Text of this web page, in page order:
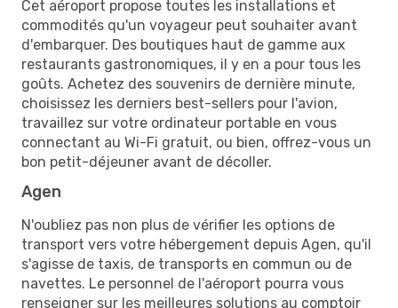
Cet aéroport propose toutes les installations et
commodités qu'un voyageur peut souhaiter avant
d'embarquer. Des boutiques haut de gamme aux
restaurants gastronomiques, il y en a pour tous les
goûts. Achetez des souvenirs de dernière minute,
choisissez les derniers best-sellers pour l'avion,
travaillez sur votre ordinateur portable en vous
connectant au Wi-Fi gratuit, ou bien, offrez-vous un
bon petit-déjeuner avant de décoller.
Agen
N'oubliez pas non plus de vérifier les options de
transport vers votre hébergement depuis Agen, qu'il
s'agisse de taxis, de transports en commun ou de
navettes. Le personnel de l'aéroport pourra vous
renseigner sur les meilleures solutions au comptoir